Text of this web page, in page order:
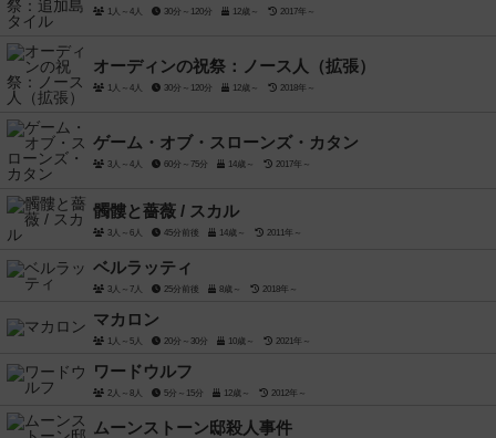
1人～4人 30分～120分 12歳～ 2017年～
オーディンの祝祭：ノース人（拡張）
1人～4人 30分～120分 12歳～ 2018年～
ゲーム・オブ・スローンズ・カタン
3人～4人 60分～75分 14歳～ 2017年～
髑髏と薔薇 / スカル
3人～6人 45分前後 14歳～ 2011年～
ベルラッティ
3人～7人 25分前後 8歳～ 2018年～
マカロン
1人～5人 20分～30分 10歳～ 2021年～
ワードウルフ
2人～8人 5分～15分 12歳～ 2012年～
ムーンストーン邸殺人事件